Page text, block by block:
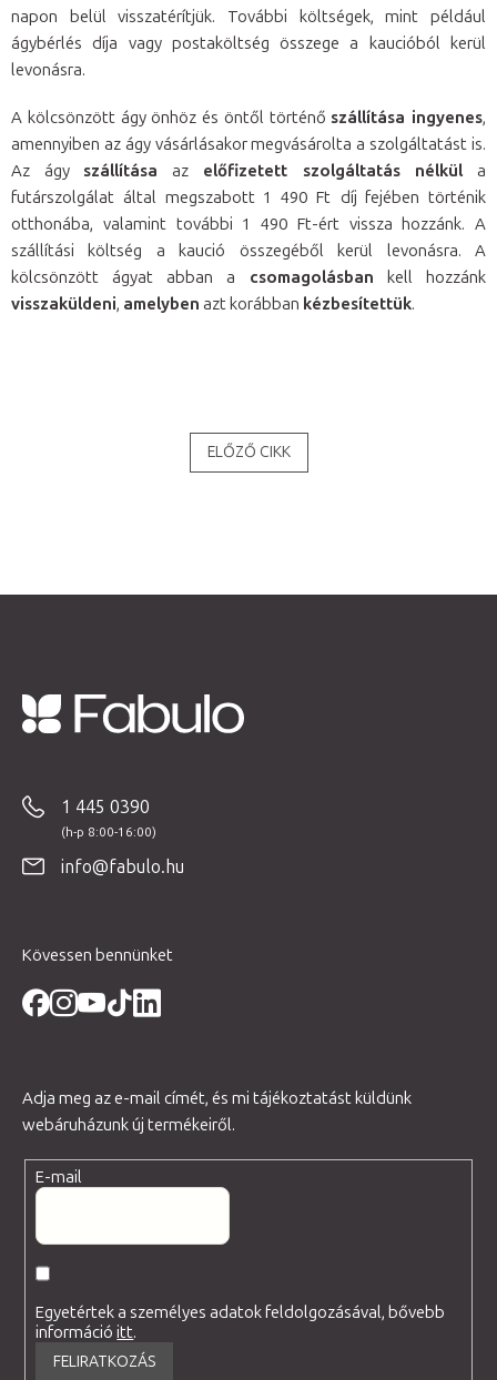
napon belül visszatérítjük. További költségek, mint például
ágybérlés díja vagy postaköltség összege a kaucióból kerül
levonásra.
A kölcsönzött ágy önhöz és öntől történő szállítása ingyenes,
amennyiben az ágy vásárlásakor megvásárolta a szolgáltatást is.
Az ágy szállítása az előfizetett szolgáltatás nélkül a
futárszolgálat által megszabott 1 490 Ft díj fejében történik
otthonába, valamint további 1 490 Ft-ért vissza hozzánk. A
szállítási költség a kaució összegéből kerül levonásra. A
kölcsönzött ágyat abban a csomagolásban kell hozzánk
visszaküldeni, amelyben azt korábban kézbesítettük.
ELŐZŐ CIKK
1 445 0390
info@fabulo.hu
Kövessen bennünket
Adja meg az e-mail címét, és mi tájékoztatást küldünk
webáruházunk új termékeiről.
E-mail
Egyetértek a személyes adatok feldolgozásával, bővebb
információitt.
FELIRATKOZÁS